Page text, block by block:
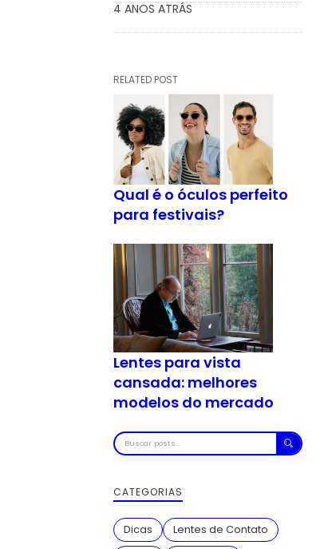
4 ANOS ATRÁS
RELATED POST
Qual é o óculos perfeito
para festivais?
Lentes para vista
cansada: melhores
modelos do mercado
Buscar
posts
CATEGORIAS
Dicas
Lentes de Contato